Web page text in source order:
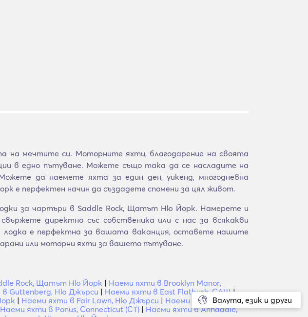
Валута, език и други
на мечтите си. Моторните яхти, благодарение на своята
в едно пътуване. Можете също така да се насладите на
да наемете яхта за един ден, уикенд, многодневна
е перфектен начин да създадете спомени за цял живот.
за чартъри в Saddle Rock, Щатът Ню Йорк. Намерете и
директно със собственика или с нас за всякакви
е перфектна за вашата ваканция, оставете нашите
или моторни яхти за вашето пътуване.
Rock, Щатът Ню Йорк | Наеми яхти в Brooklyn Manor,
Guttenberg, Ню Джърси | Наеми яхти в East Flatbush, САЩ|
| Наеми яхти в Fair Lawn, Ню Джърси | Наеми яхти в Grant
Наеми яхти в Ponus, Connecticut (CT) | Наеми яхти в Annadale,